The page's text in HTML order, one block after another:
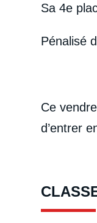
Sa 4e
Pénalisé
Ce
d’entrer